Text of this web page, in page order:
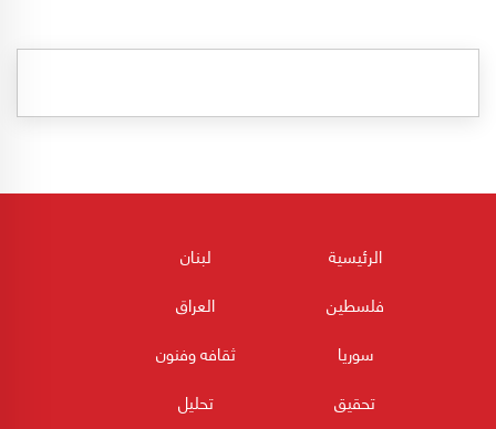
الرئيسية
لبنان
فلسطين
العراق
سوريا
ثقافه وفنون
تحقيق
تحليل